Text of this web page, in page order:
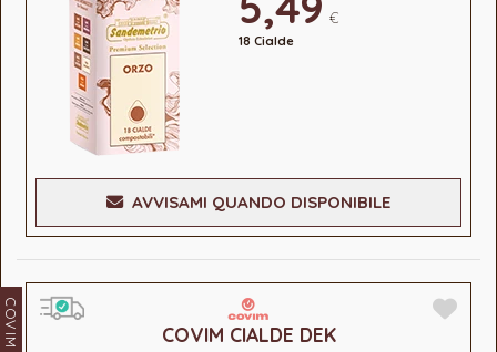
€
18 Cialde
AVVISAMI QUANDO DISPONIBILE
COVIM COVIM CIALDE DEK